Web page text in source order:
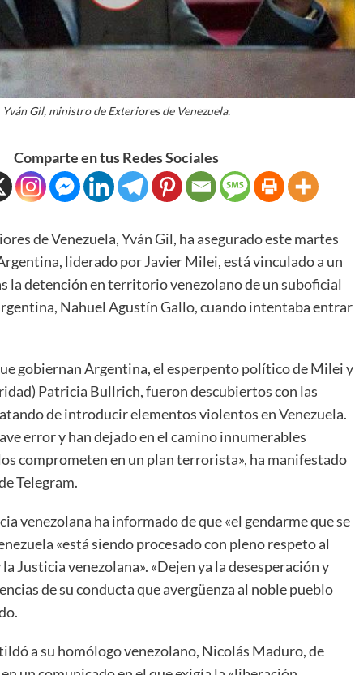
Yván Gil, ministro de Exteriores de Venezuela.
Comparte en tus Redes Sociales
de Venezuela, Yván Gil, ha asegurado este martes
liderado por Javier Milei, está vinculado a un
la detención en territorio venezolano de un suboficial
Nahuel Agustín Gallo, cuando intentaba entrar
gobiernan Argentina, el esperpento político de Milei y
Patricia Bullrich, fueron descubiertos con las
de introducir elementos violentos en Venezuela.
error y han dejado en el camino innumerables
comprometen en un plan terrorista», ha manifestado
Telegram.
venezolana ha informado de que «el gendarme que se
«está siendo procesado con pleno respeto al
Justicia venezolana». «Dejen ya la desesperación y
de su conducta que avergüenza al noble pueblo
a su homólogo venezolano, Nicolás Maduro, de